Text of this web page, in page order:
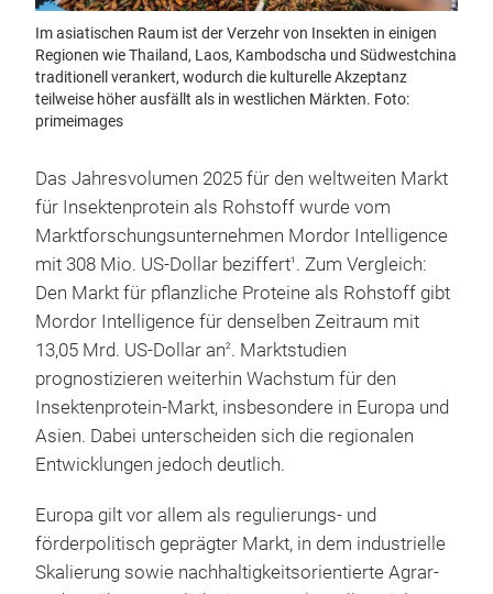
Im asiatischen Raum ist der Verzehr von Insekten in einigen
Regionen wie Thailand, Laos, Kambodscha und Südwestchina
traditionell verankert, wodurch die kulturelle Akzeptanz
teilweise höher ausfällt als in westlichen Märkten. Foto:
primeimages
Das Jahresvolumen 2025 für den weltweiten Markt
für Insektenprotein als Rohstoff wurde vom
Marktforschungsunternehmen Mordor Intelligence
mit 308 Mio. US-Dollar beziffert1 . Zum Vergleich:
Den Markt für pflanzliche Proteine als Rohstoff gibt
Mordor Intelligence für denselben Zeitraum mit
13,05 Mrd. US-Dollar an2. Marktstudien
prognostizieren weiterhin Wachstum für den
Insektenprotein-Markt, insbesondere in Europa und
Asien. Dabei unterscheiden sich die regionalen
Entwicklungen jedoch deutlich.
Europa gilt vor allem als regulierungs- und
förderpolitisch geprägter Markt, in dem industrielle
Skalierung sowie nachhaltigkeitsorientierte Agrar-